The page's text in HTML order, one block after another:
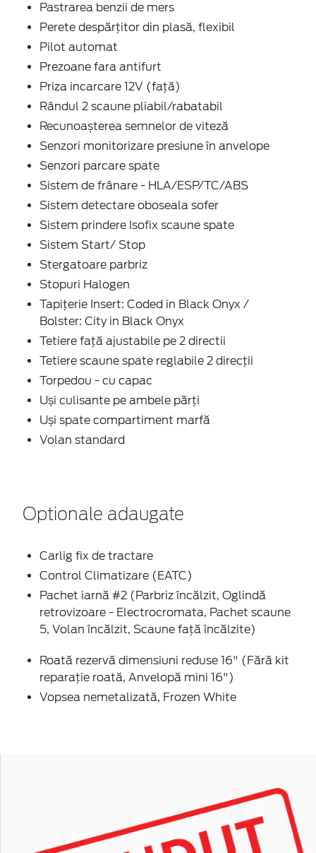
Pastrarea benzii de mers
Perete despărțitor din plasă, flexibil
Pilot automat
Prezoane fara antifurt
Priza incarcare 12V (față)
Rândul 2 scaune pliabil/rabatabil
Recunoașterea semnelor de viteză
Senzori monitorizare presiune în anvelope
Senzori parcare spate
Sistem de frânare - HLA/ESP/TC/ABS
Sistem detectare oboseala sofer
Sistem prindere Isofix scaune spate
Sistem Start/ Stop
Stergatoare parbriz
Stopuri Halogen
Tapițerie Insert: Coded in Black Onyx /
Bolster: City in Black Onyx
Tetiere față ajustabile pe 2 directii
Tetiere scaune spate reglabile 2 direcții
Torpedou - cu capac
Uși culisante pe ambele părți
Uși spate compartiment marfă
Volan standard
Optionale adaugate
Carlig fix de tractare
Control Climatizare (EATC)
Pachet iarnă #2 (Parbriz încălzit, Oglindă
retrovizoare - Electrocromata, Pachet scaune
5, Volan încălzit, Scaune faţă încălzite)
Roată rezervă dimensiuni reduse 16" (Fără kit
reparație roată, Anvelopă mini 16")
Vopsea nemetalizată, Frozen White